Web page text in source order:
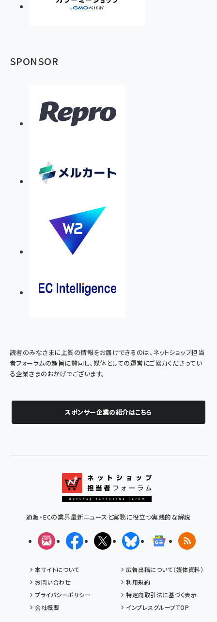
SPONSOR
読者のみなさまに上質の情報をお届けできるのは、ネットショップ担当
者フォーラムの趣旨に賛同し、媒体としての運営にご協力くださってい
る企業さまのおかげでございます。
スポンサー企業の紹介はこちら
通販・ECの業界最新ニュースと実務に役立つ実践的な解説
メルマガFacebookX(エックス)BlueskyGoogleニュ
RSS
本サイトについて
広告出稿について（媒体資料）
お問い合わせ
利用規約
プライバシーポリシー
特定商取引法に基づく表示
会社概要
インプレスグループTOP